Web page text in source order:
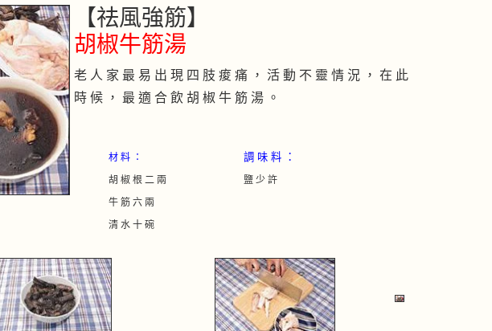
【祛風強筋】
胡椒牛筋湯
老 人 家 最 易 出 現 四 肢 痠 痛 ， 活 動 不 靈 情 況 ， 在 此
時 候 ， 最 適 合 飲 胡 椒 牛 筋 湯 。
材 料 ：
胡 椒 根 二 兩
牛 筋 六 兩
清 水 十 碗
調 味 料 ：
鹽 少 許